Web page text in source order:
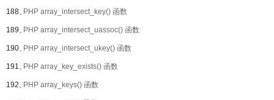
188、PHP array_intersect_key() 函数
189、PHP array_intersect_uassoc() 函数
190、PHP array_intersect_ukey() 函数
191、PHP array_key_exists() 函数
192、PHP array_keys() 函数